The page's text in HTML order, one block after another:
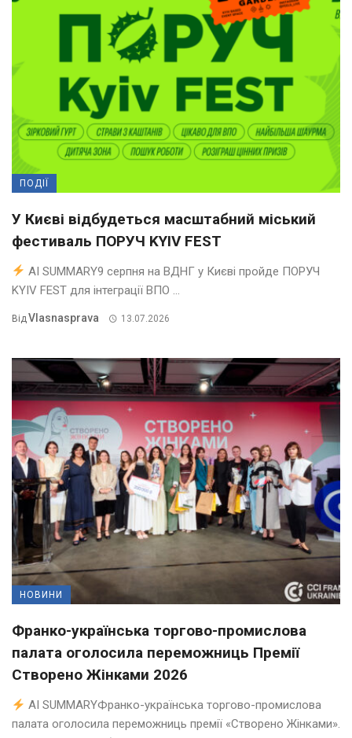
ПОДІЇ
У Києві відбудеться масштабний міський
фестиваль ПОРУЧ KYIV FEST
AI SUMMARY9 серпня на ВДНГ у Києві пройде ПОРУЧ
KYIV FEST для інтеграції ВПО ...
ВідVlasnasprava 13.07.2026
НОВИНИ
Франко-українська торгово-промислова
палата оголосила переможниць Премії
Створено Жінками 2026
AI SUMMARYФранко-українська торгово-промислова
палата оголосила переможниць премії «Створено Жінками».